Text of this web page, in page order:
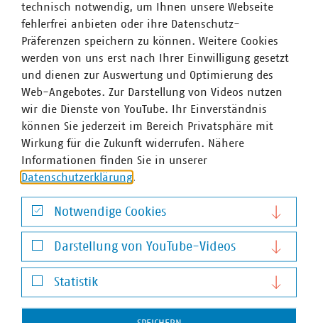
Viele von Ihnen haben zudem eigene Materialien
erarbeitet bzw. leisten vor Ort als Wasserversorger starke
Öffentlichkeitsarbeit. Wir freuen uns von Ihnen zu hören,
wenn Sie weitere Beispiele empfehlen oder Ihre
Materialien an die Kolleg:innen weitergeben möchten.
Der Titel des Artikels “Krass, krasser, Wasser” stammt
übrigens nicht aus unserer Feder, sondern von einer
Sendung aus “
Wissen macht Ah!
Ansprechpartner
technisch notwendig, um Ihnen unsere Webseite
fehlerfrei anbieten oder ihre Datenschutz-
Präferenzen speichern zu können. Weitere Cookies
werden von uns erst nach Ihrer Einwilligung gesetzt
und dienen zur Auswertung und Optimierung des
Web-Angebotes. Zur Darstellung von Videos nutzen
wir die Dienste von YouTube. Ihr Einverständnis
können Sie jederzeit im Bereich Privatsphäre mit
Wirkung für die Zukunft widerrufen. Nähere
Informationen finden Sie in unserer
Datenschutzerklärung
Notwendige Cookies
Notwendige Cookies
Darstellung von YouTube-Videos
Darstellung von YouTube-Videos
Statistik
Statistik